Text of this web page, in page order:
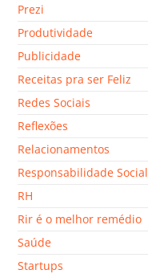
Prezi
Produtividade
Publicidade
Receitas pra ser Feliz
Redes Sociais
Reflexões
Relacionamentos
Responsabilidade Social
RH
Rir é o melhor remédio
Saúde
Startups